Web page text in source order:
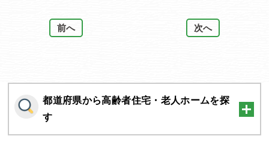
前へ 次へ
都道府県から高齢者住宅・老人ホームを探
す